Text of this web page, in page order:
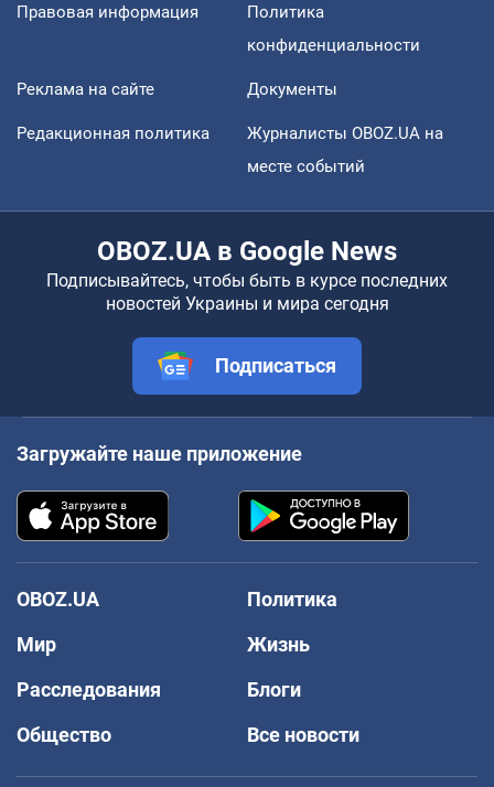
Правовая информация
Политика
конфиденциальности
Реклама на сайте Документы
Редакционная политика
Журналисты OBOZ.UA на
месте событий
OBOZ.UA в Google News
Подписывайтесь, чтобы быть в курсе последних
новостей Украины и мира сегодня
Подписаться
Загружайте наше приложение
OBOZ.UA
Политика
Мир
Жизнь
Расследования
Блоги
Общество
Все новости